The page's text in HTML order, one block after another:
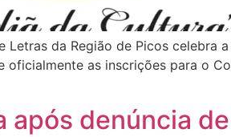
da Região de Picos celebra
as inscrições para o
denúncia